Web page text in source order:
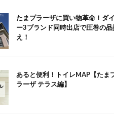
たまプラーザに買い物革命！ダ
ー3ブランド同時出店で圧巻の品
え！
あると便利！トイレMAP【たま
ラーザ テラス編】